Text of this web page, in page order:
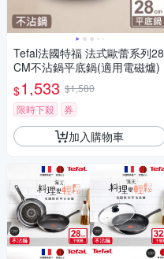
Tefal法國特福 法式歐蕾系列28
CM不沾鍋平底鍋(適用電磁爐)
$1,533 $1,580
限時下殺
券
加入購物車